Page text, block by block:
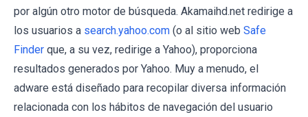
por algún otro motor de búsqueda. Akamaihd.net redirige a
los usuarios a search.yahoo.com (o al sitio web Safe
Finder que, a su vez, redirige a Yahoo), proporciona
resultados generados por Yahoo. Muy a menudo, el
adware está diseñado para recopilar diversa información
relacionada con los hábitos de navegación del usuario